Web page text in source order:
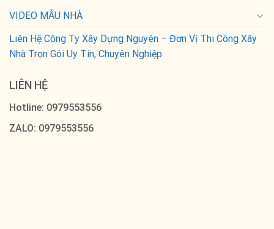
VIDEO MẪU NHÀ
Liên Hệ Công Ty Xây Dựng Nguyên – Đơn Vị Thi Công Xây
Nhà Trọn Gói Uy Tín, Chuyên Nghiệp
LIÊN HỆ
Hotline: 0979553556
ZALO: 0979553556